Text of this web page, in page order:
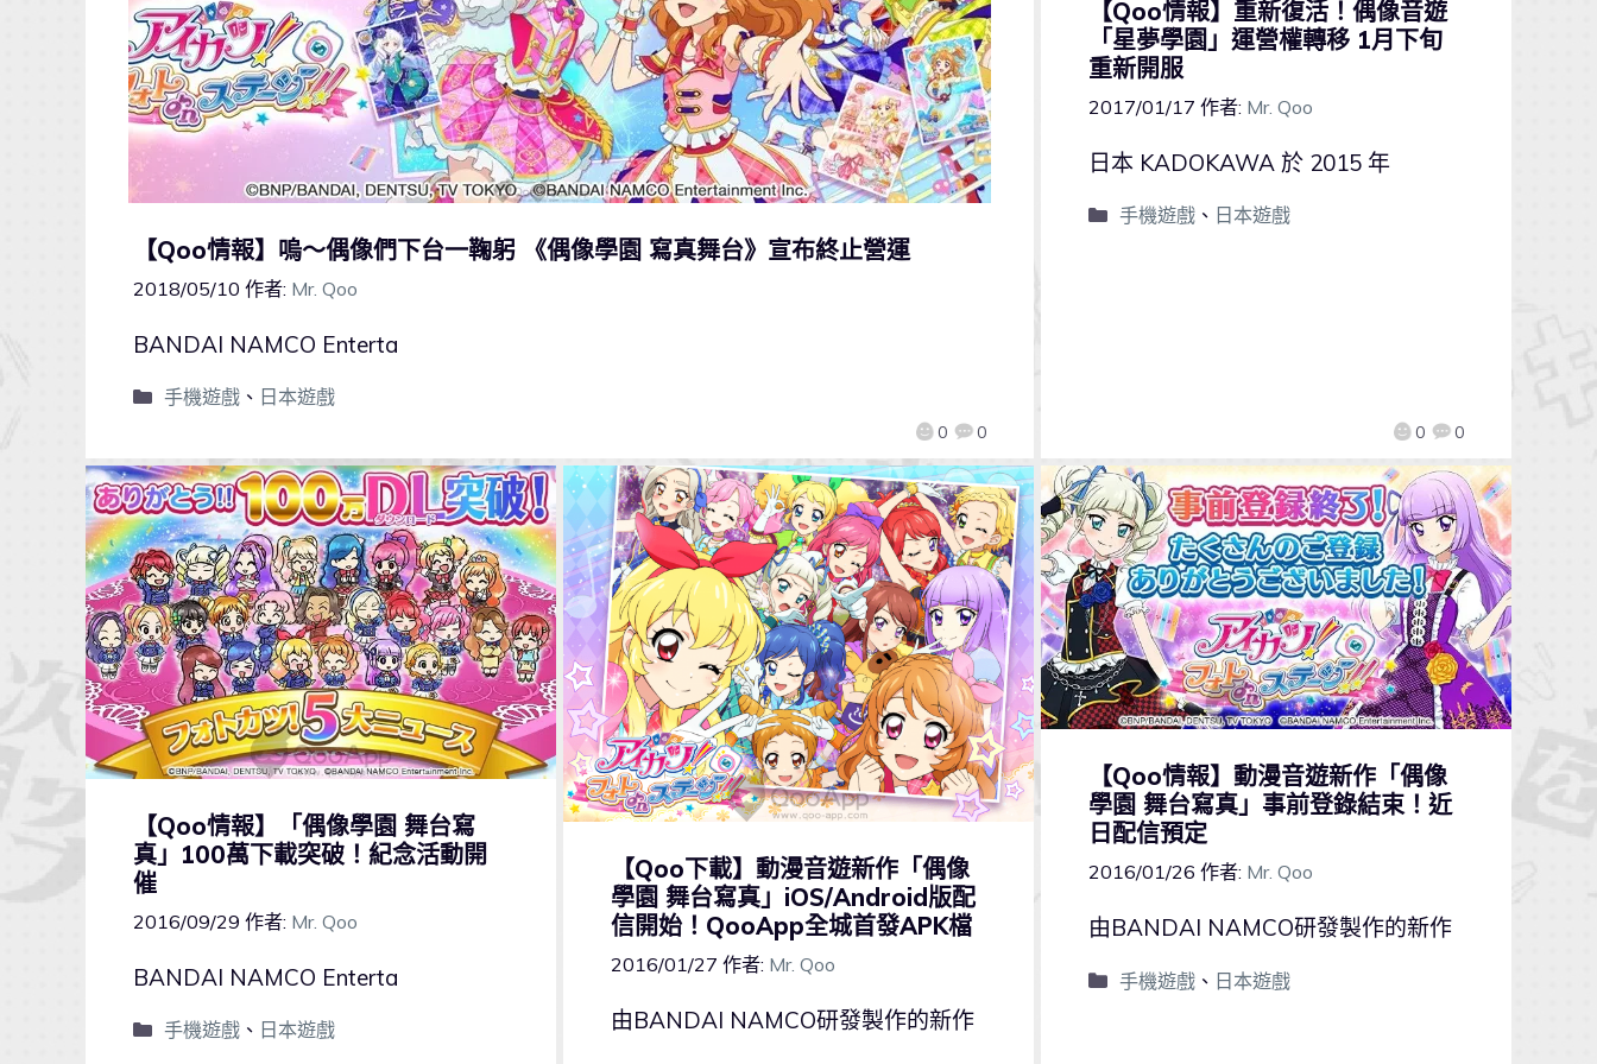
【Qoo情報】嗚～偶像們下台一鞠躬 《偶像學園 寫真舞台》宣布終止營運
2018/05/10 作者: Mr. Qoo
0 0
BANDAI NAMCO Enterta
手機遊戲、 日本遊戲
【Qoo情報】重新復活！偶像音遊
「星夢學園」運營權轉移 1月下旬
重新開服
2017/01/17 作者: Mr. Qoo
0 0
日本 KADOKAWA 於 2015 年
手機遊戲、 日本遊戲
【Qoo情報】「偶像學園 舞台寫
真」100萬下載突破！紀念活動開
催
2016/09/29 作者: Mr. Qoo
BANDAI NAMCO Enterta
手機遊戲、 日本遊戲
【Qoo下載】動漫音遊新作「偶像
學園 舞台寫真」iOS/Android版配
信開始！QooApp全城首發APK檔
2016/01/27 作者: Mr. Qoo
由BANDAI NAMCO研發製作的新作
【Qoo情報】動漫音遊新作「偶像
學園 舞台寫真」事前登錄結束！近
日配信預定
2016/01/26 作者: Mr. Qoo
由BANDAI NAMCO研發製作的新作
手機遊戲、 日本遊戲